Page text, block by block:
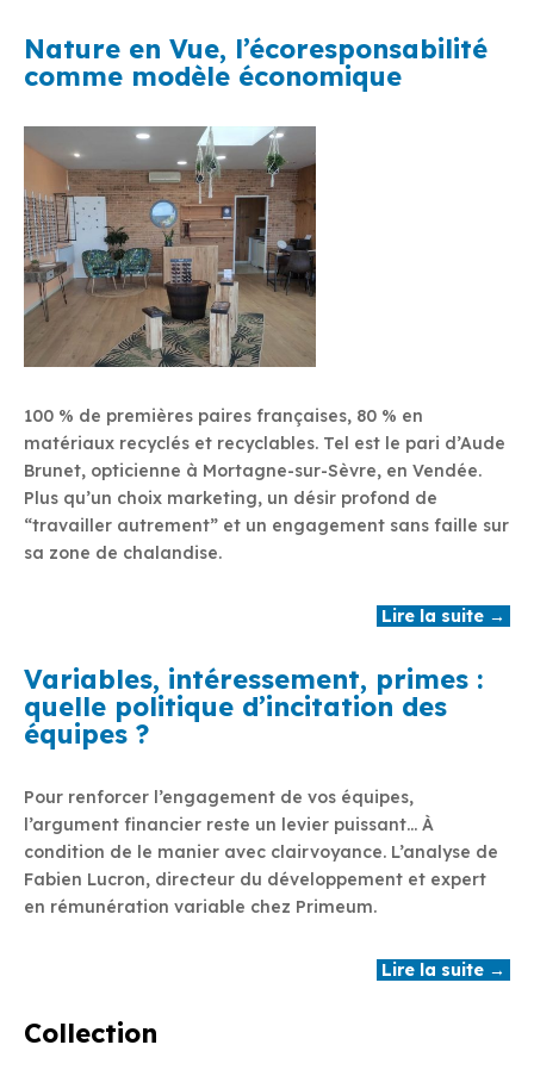
Nature en Vue, l’écoresponsabilité
comme modèle économique
100 % de premières paires françaises, 80 % en
matériaux recyclés et recyclables. Tel est le pari d’Aude
Brunet, opticienne à Mortagne-sur-Sèvre, en Vendée.
Plus qu’un choix marketing, un désir profond de
“travailler autrement” et un engagement sans faille sur
sa zone de chalandise.
Lire la suite →
Variables, intéressement, primes :
quelle politique d’incitation des
équipes ?
Pour renforcer l’engagement de vos équipes,
l’argument financier reste un levier puissant… À
condition de le manier avec clairvoyance. L’analyse de
Fabien Lucron, directeur du développement et expert
en rémunération variable chez Primeum.
Lire la suite →
Collection